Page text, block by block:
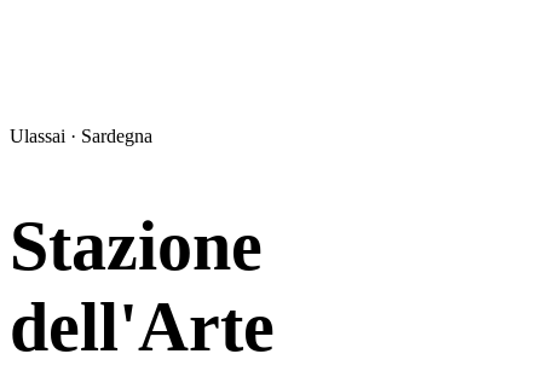
Ulassai · Sardegna
Stazione
dell'Arte